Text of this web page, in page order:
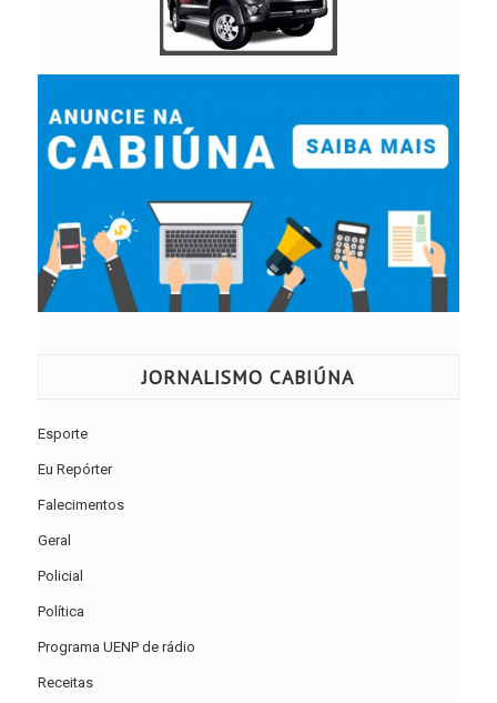
JORNALISMO CABIÚNA
Esporte
Eu Repórter
Falecimentos
Geral
Policial
Política
Programa UENP de rádio
Receitas